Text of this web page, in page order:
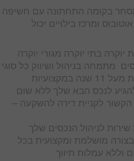
בקומה התחתונה עם חשיפה
ומרכז בילויים יכול
יוקרה בתי יוקרה מגורי יוקרה
מתמחה בניהול ושיווק כל סוגי
הנכסים בפריסה ארצית מעל 11 שנה במקצועיות
לנכס הבא שלך ללא שום
לקניית דירה להשקעה –
לניהול הנכסים שלך
מושלמת ומקצועית בכל
וללא עמלות תיווך